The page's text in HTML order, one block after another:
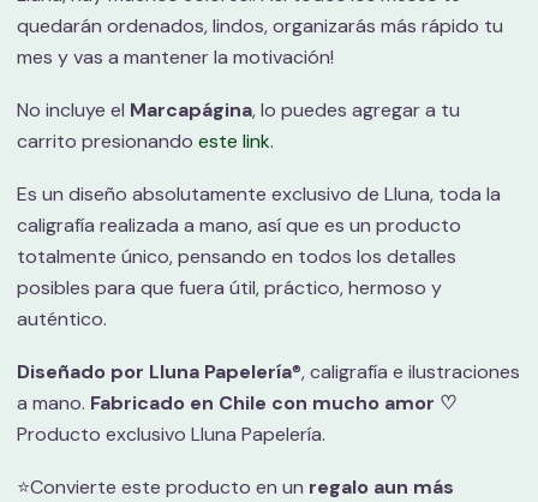
quedarán ordenados, lindos, organizarás más rápido tu
mes y vas a mantener la motivación!
No incluye el Marcapágina, lo puedes agregar a tu
carrito presionando este link.
Es un diseño absolutamente exclusivo de Lluna, toda la
caligrafía realizada a mano, así que es un producto
totalmente único, pensando en todos los detalles
posibles para que fuera útil, práctico, hermoso y
auténtico.
Diseñado por Lluna Papelería®, caligrafía e ilustraciones
a mano. Fabricado en Chile con mucho amor ♡
Producto exclusivo Lluna Papelería.
⭐️Convierte este producto en un regalo aun más